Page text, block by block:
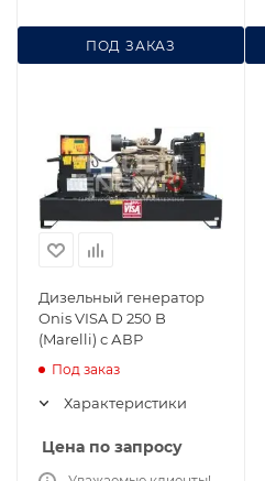
ПОД ЗАКАЗ
Дизельный генератор
Onis VISA D 250 B
(Marelli) с АВР
Под заказ
Характеристики
Цена по запросу